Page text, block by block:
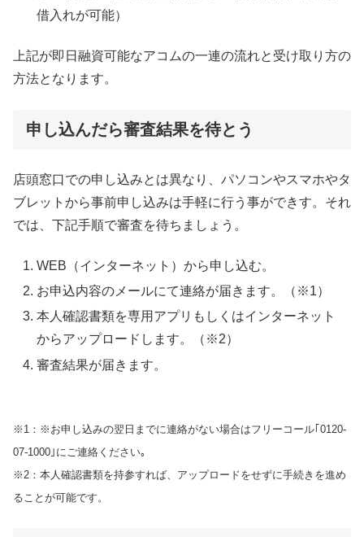
借入れが可能）
上記が即日融資可能なアコムの一連の流れと受け取り方の
方法となります。
申し込んだら審査結果を待とう
店頭窓口での申し込みとは異なり、パソコンやスマホやタ
ブレットから事前申し込みは手軽に行う事ができす。それ
では、下記手順で審査を待ちましょう。
WEB（インターネット）から申し込む。
お申込内容のメールにて連絡が届きます。（※1）
本人確認書類を専用アプリもしくはインターネット
からアップロードします。（※2）
審査結果が届きます。
※1：※お申し込みの翌日までに連絡がない場合はフリーコール｢0120-
07-1000｣にご連絡ください｡
※2：本人確認書類を持参すれば、アップロードをせずに手続きを進め
ることが可能です。